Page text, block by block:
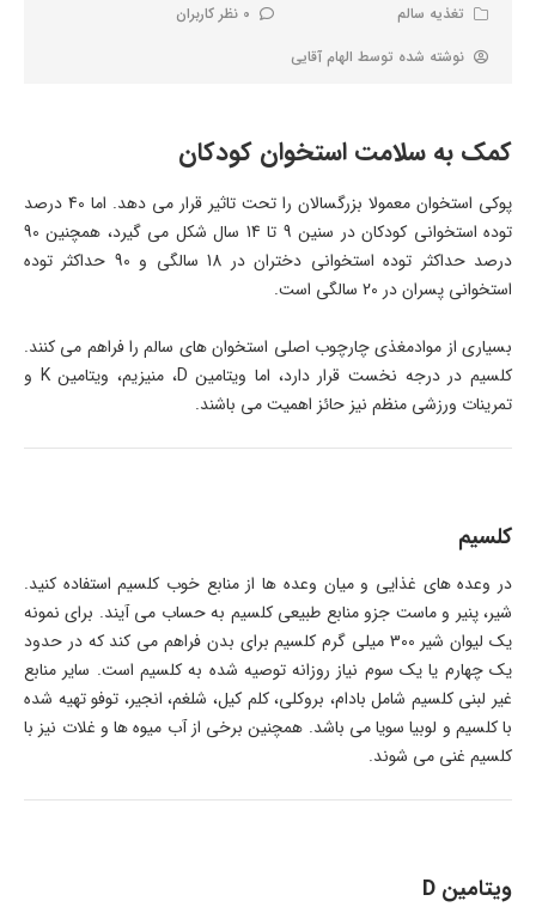
تغذیه سالم
0 نظر کاربران
نوشته شده توسط الهام آقایی
کمک به سلامت استخوان کودکان
پوکی استخوان معمولا بزرگسالان را تحت تاثیر قرار می دهد. اما 40 درصد
توده استخوانی کودکان در سنین 9 تا 14 سال شکل می گیرد، همچنین 90
درصد حداکثر توده استخوانی دختران در 18 سالگی و 90 حداکثر توده
استخوانی پسران در 20 سالگی است.
بسیاری از موادمغذی چارچوب اصلی استخوان های سالم را فراهم می کنند.
کلسیم در درجه نخست قرار دارد، اما ویتامین D، منیزیم، ویتامین K و
تمرینات ورزشی منظم نیز حائز اهمیت می باشند.
کلسیم
در وعده های غذایی و میان وعده ها از منابع خوب کلسیم استفاده کنید.
شیر، پنیر و ماست جزو منابع طبیعی کلسیم به حساب می آیند. برای نمونه
یک لیوان شیر 300 میلی گرم کلسیم برای بدن فراهم می کند که در حدود
یک چهارم یا یک سوم نیاز روزانه توصیه شده به کلسیم است. سایر منابع
غیر لبنی کلسیم شامل بادام، بروکلی، کلم کیل، شلغم، انجیر، توفو تهیه شده
با کلسیم و لوبیا سویا می باشد. همچنین برخی از آب میوه ها و غلات نیز با
کلسیم غنی می شوند.
ویتامین D